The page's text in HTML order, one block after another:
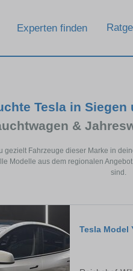
Experten finden
Tesla in
&
gezielt Fahrzeuge dieser Marke in
Modelle aus dem regionalen
sind.
Tesla Model